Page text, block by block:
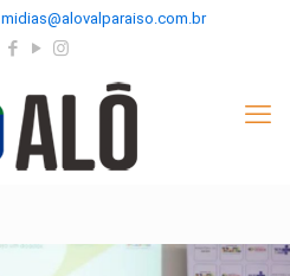
midias@alovalparaiso.com.br